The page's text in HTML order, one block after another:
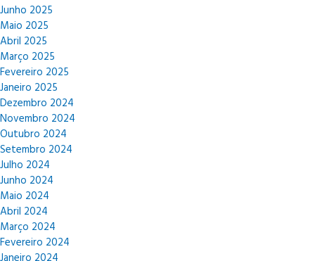
Junho 2025
Maio 2025
Abril 2025
Março 2025
Fevereiro 2025
Janeiro 2025
Dezembro 2024
Novembro 2024
Outubro 2024
Setembro 2024
Julho 2024
Junho 2024
Maio 2024
Abril 2024
Março 2024
Fevereiro 2024